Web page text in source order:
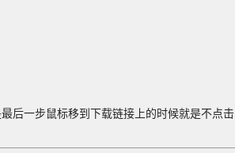
后一步鼠标移到下载链接上的时候就是不点击